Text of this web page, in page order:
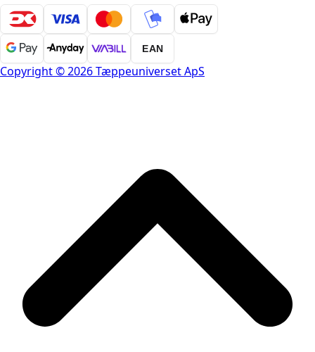
EAN
Copyright © 2026 Tæppeuniverset ApS